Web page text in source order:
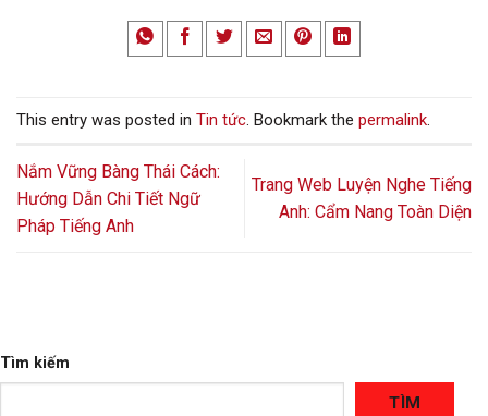
This entry was posted in Tin tức. Bookmark the permalink.
Nắm Vững Bàng Thái Cách:
Hướng Dẫn Chi Tiết Ngữ
Pháp Tiếng Anh
Trang Web Luyện Nghe Tiếng
Anh: Cẩm Nang Toàn Diện
Tìm kiếm
TÌM